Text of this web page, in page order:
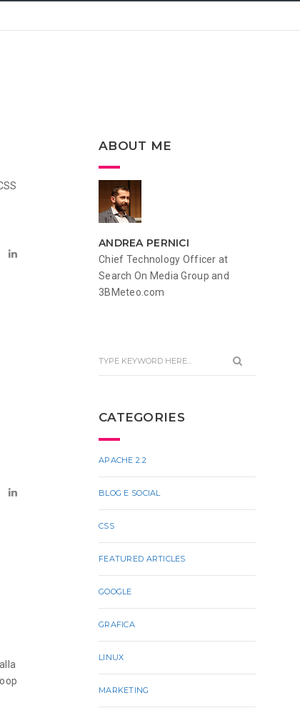
ABOUT ME
ANDREA PERNICI
Chief Technology Officer at
Search On Media Group and
3BMeteo.com
CATEGORIES
APACHE 2.2
BLOG E SOCIAL
CSS
FEATURED ARTICLES
GOOGLE
GRAFICA
LINUX
MARKETING